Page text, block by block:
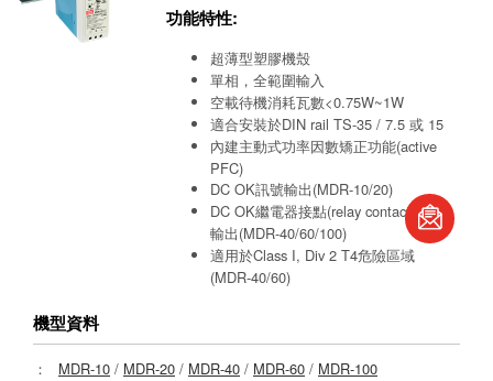
功能特性:
超薄型塑膠機殼
單相，全範圍輸入
空載待機消耗瓦數<0.75W~1W
適合安裝於DIN rail TS-35 / 7.5 或 15
內建主動式功率因數矯正功能(active
PFC)
DC OK訊號輸出(MDR-10/20)
DC OK繼電器接點(relay contact)信號
輸出(MDR-40/60/100)
適用於Class I, Div 2 T4危險區域
(MDR-40/60)
機型資料
： MDR-10 / MDR-20 / MDR-40 / MDR-60 / MDR-100